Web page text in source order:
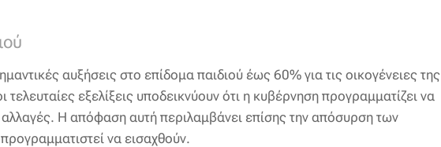
αυξήσεις στο επίδομα παιδιού έως 60% για τις οικογένειες της
τελευταίες εξελίξεις υποδεικνύουν ότι η κυβέρνηση προγραμματίζει να
αλλαγές. Η απόφαση αυτή περιλαμβάνει επίσης την απόσυρση των
να εισαχθούν.